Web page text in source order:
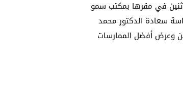
في مقرها بمكتب سمو
سعادة الدكتور محمد
وعرض أفضل الممارسات